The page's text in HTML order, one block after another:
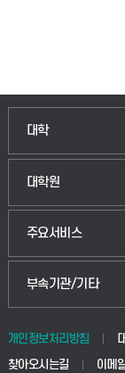
대학
대학원
주요서비스
부속기관/기타
개인정보처리방침
찾아오시는길
이메